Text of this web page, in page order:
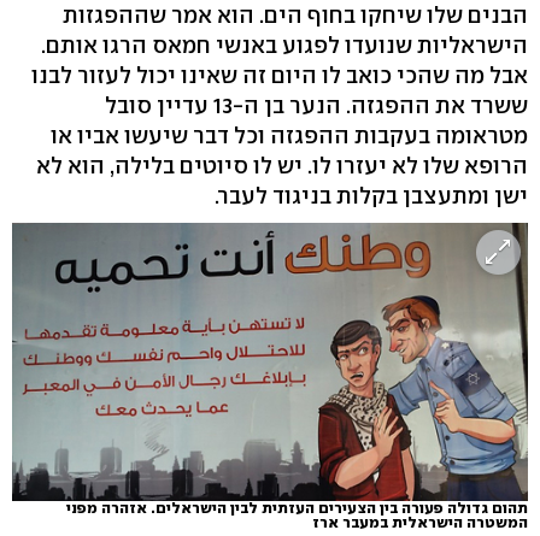
הבנים שלו שיחקו בחוף הים. הוא אמר שההפגזות
הישראליות שנועדו לפגוע באנשי חמאס הרגו אותם.
אבל מה שהכי כואב לו היום זה שאינו יכול לעזור לבנו
ששרד את ההפגזה. הנער בן ה-13 עדיין סובל
מטראומה בעקבות ההפגזה וכל דבר שיעשו אביו או
הרופא שלו לא יעזרו לו. יש לו סיוטים בלילה, הוא לא
ישן ומתעצבן בקלות בניגוד לעבר.
תהום גדולה פעורה בין הצעירים העזתית לבין הישראלים. אזהרה מפני
המשטרה הישראלית במעבר ארז